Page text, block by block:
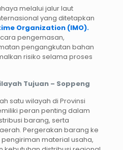
melalui jalur laut
yang ditetapkan
Organization (IMO).
pengemasan,
pengangkutan bahan
risiko selama proses
Tujuan – Soppeng
satu wilayah di Provinsi
peran penting dalam
barang, serta
Pergerakan barang ke
material usaha,